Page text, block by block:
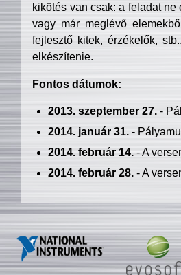
kikötés van csak: a feladat
vagy már meglévő
fejlesztő kitek, érzékelők,
elkészítenie.
Fontos dátumok:
2013. szeptember 27.-
2014. január 31.-
2014. február 14.- A
2014. február 28.- A